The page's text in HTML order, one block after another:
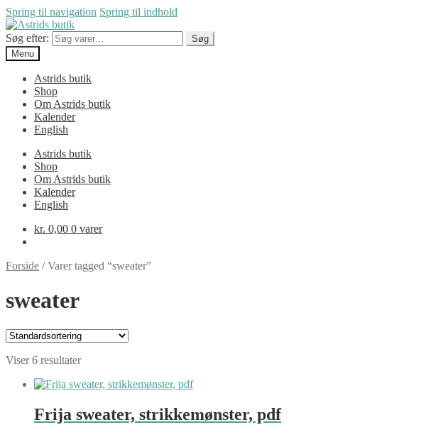
Spring til navigation Spring til indhold
Søg efter:
Søg
Menu
Astrids butik
Shop
Om Astrids butik
Kalender
English
Astrids butik
Shop
Om Astrids butik
Kalender
English
kr. 0,00 0 varer
Forside /Varer tagged “sweater”
sweater
Viser 6 resultater
Frija sweater, strikkemønster, pdf